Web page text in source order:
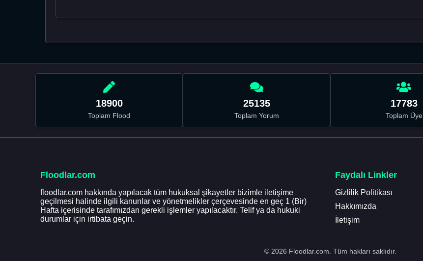
18900
Toplam Flood
25135
Toplam Yorum
17783
Toplam Üye
Floodlar.com
floodlar.com hakkında yapılacak tüm hukuksal şikayetler bizimle iletişime
geçilmesi halinde ilgili kanunlar ve yönetmelikler çerçevesinde en geç 1 (Bir)
Hafta içerisinde tarafımızdan gerekli işlemler yapılacaktır. Telif ya da hukuki
durumlar için irtibata geçin.
Faydalı Linkler
Gizlilik Politikası
Hakkımızda
İletişim
© 2026 Floodlar.com. Tüm hakları saklıdır.